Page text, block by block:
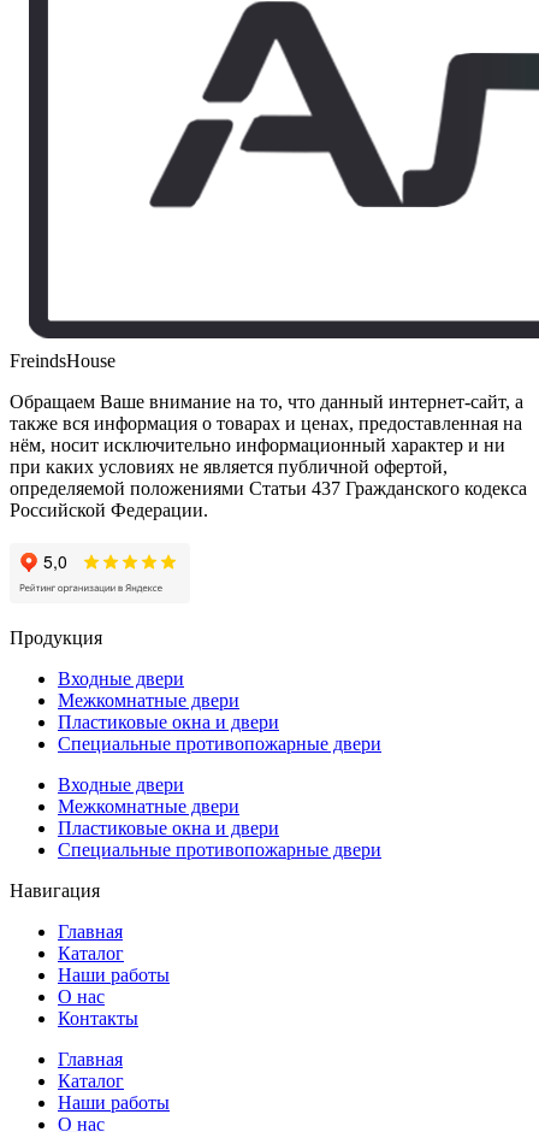
FreindsHouse
Обращаем Ваше внимание на то, что данный интернет-сайт, а
также вся информация о товарах и ценах, предоставленная на
нём, носит исключительно информационный характер и ни
при каких условиях не является публичной офертой,
определяемой положениями Статьи 437 Гражданского кодекса
Российской Федерации.
Продукция
Входные двери
Межкомнатные двери
Пластиковые окна и двери
Специальные противопожарные двери
Входные двери
Межкомнатные двери
Пластиковые окна и двери
Специальные противопожарные двери
Навигация
Главная
Каталог
Наши работы
О нас
Контакты
Главная
Каталог
Наши работы
О нас